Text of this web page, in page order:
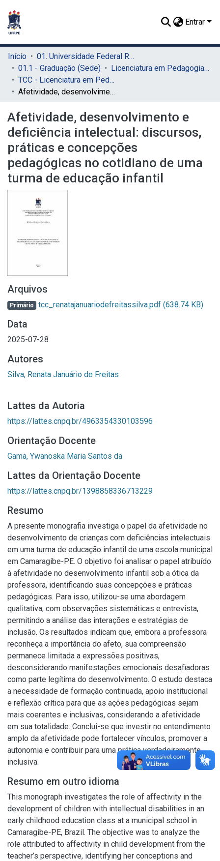
Entrar
Início
01. Universidade Federal Rural de Pernambuco - UFRPE (Sede)
01.1 - Graduação (Sede)
Licenciatura em Pedagogia (Sede)
TCC - Licenciatura em Pedagogia (Sede)
Afetividade, desenvolvimento e deficiência intelectual: discursos, práticas e concepções pedagógicas no cotidiano de uma turma de educação infantil
Afetividade, desenvolvimento e
deficiência intelectual: discursos,
práticas e concepções
pedagógicas no cotidiano de uma
turma de educação infantil
Arquivos
Primário tcc_renatajanuariodefreitassilva.pdf (638.74 KB)
Data
2025-07-28
Autores
Silva, Renata Januário de Freitas
Lattes da Autoria
https://lattes.cnpq.br/4963354330103596
Orientação Docente
Gama, Ywanoska Maria Santos da
Lattes da Orientação Docente
https://lattes.cnpq.br/1398858336713229
Resumo
A presente monografia investiga o papel da afetividade no
desenvolvimento de crianças com deficiências intelectuais
em uma turma de educação infantil de uma escola municipal
em Camaragibe-PE. O objetivo foi analisar o papel atribuído
à afetividade no desenvolvimento infantil sob a ótica da
professora, identificando suas concepções e práticas
pedagógicas. Para isso, utilizou-se uma abordagem
qualitativa, com observações sistemáticas e entrevista,
permitindo a análise das interações e estratégias de
inclusão. Os resultados indicam que, embora a professora
reconheça a importância do afeto, sua compreensão
permanece limitada a expressões positivas,
desconsiderando manifestações emocionais desafiadoras
como parte legítima do desenvolvimento. O estudo destaca
a necessidade de formação continuada, apoio institucional
e reflexão crítica para que as ações pedagógicas sejam
mais coerentes e inclusivas, considerando a afetividade
em sua totalidade. Conclui-se que investir no entendimento
amplo da afetividade pode fortalecer vínculos, promover a
autonomia e contribuir para uma prática verdadeiramente
inclusiva.
Resumo em outro idioma
This monograph investigates the role of affectivity in the
development of children with intellectual disabilities in an
early childhood education class at a municipal school in
Camaragibe-PE, Brazil. The objective was to analyze the
role attributed to affectivity in child development from the
teacher’s perspective, identifying her conceptions and